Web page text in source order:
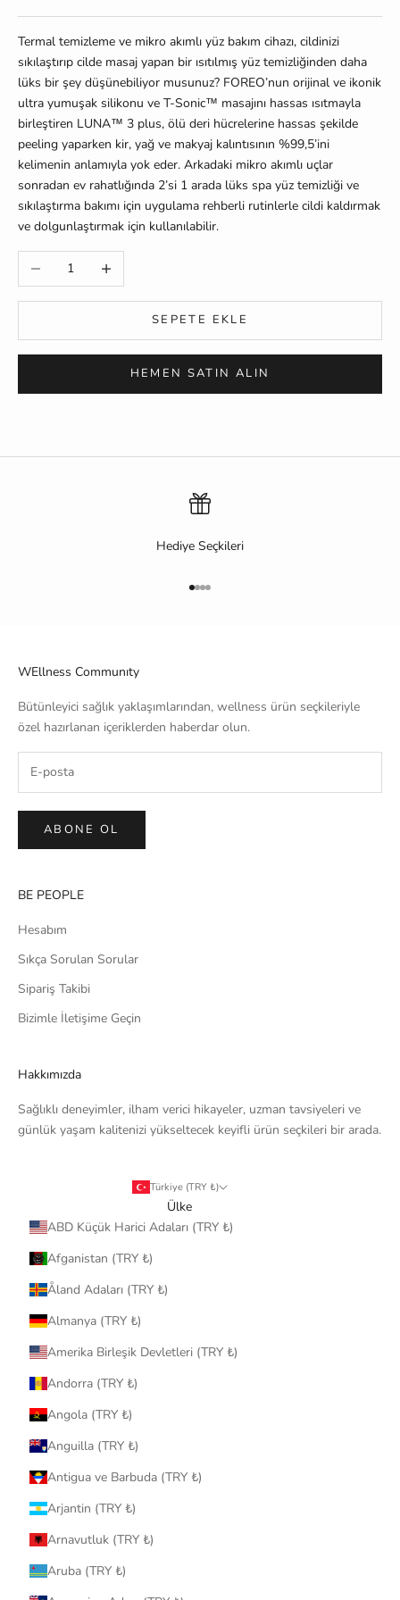
Termal temizleme ve mikro akımlı yüz bakım cihazı, cildinizi
sıkılaştırıp cilde masaj yapan bir ısıtılmış yüz temizliğinden daha
lüks bir şey düşünebiliyor musunuz? FOREO’nun orijinal ve ikonik
ultra yumuşak silikonu ve T-Sonic™ masajını hassas ısıtmayla
birleştiren LUNA™ 3 plus, ölü deri hücrelerine hassas şekilde
peeling yaparken kir, yağ ve makyaj kalıntısının %99,5’ini
kelimenin anlamıyla yok eder. Arkadaki mikro akımlı uçlar
sonradan ev rahatlığında 2’si 1 arada lüks spa yüz temizliği ve
sıkılaştırma bakımı için uygulama rehberli rutinlerle cildi kaldırmak
ve dolgunlaştırmak için kullanılabilir.
Miktarı azalt Miktarı artır
SEPETE EKLE
HEMEN SATIN ALIN
Hediye Seçkileri
1 ögesine git
2 ögesine git
3 ögesine git
4 ögesine git
WEllness Communıty
Bütünleyici sağlık yaklaşımlarından, wellness ürün seçkileriyle
özel hazırlanan içeriklerden haberdar olun.
ABONE OL
BE PEOPLE
Hesabım
Sıkça Sorulan Sorular
Sipariş Takibi
Bizimle İletişime Geçin
Hakkımızda
Sağlıklı deneyimler, ilham verici hikayeler, uzman tavsiyeleri ve
günlük yaşam kalitenizi yükseltecek keyifli ürün seçkileri bir arada.
Türkiye (TRY ₺)
Ülke
ABD Küçük Harici Adaları (TRY ₺)
Afganistan (TRY ₺)
Åland Adaları (TRY ₺)
Almanya (TRY ₺)
Amerika Birleşik Devletleri (TRY ₺)
Andorra (TRY ₺)
Angola (TRY ₺)
Anguilla (TRY ₺)
Antigua ve Barbuda (TRY ₺)
Arjantin (TRY ₺)
Arnavutluk (TRY ₺)
Aruba (TRY ₺)